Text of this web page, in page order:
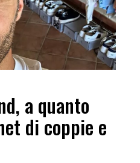
a quanto
di coppie e